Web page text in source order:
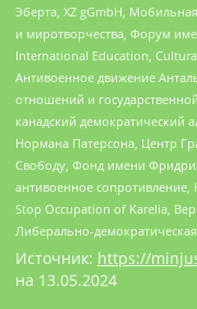
Эберта, XZ gGmbH,
и миротворчества, Форум
International Education,
Антивоенное движение
отношений и
канадский
Нормана Патерсона, Центр
Свободу, Фонд имени
антивоенное
Stop Occupation of Karelia,
Либерально-
Источник: https://
на 13.05.2024